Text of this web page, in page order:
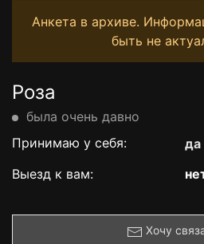
Анкета в архиве.
быть не
Роза
была очень давно
Принимаю у себя:
да
Выезд к вам:
Хочу